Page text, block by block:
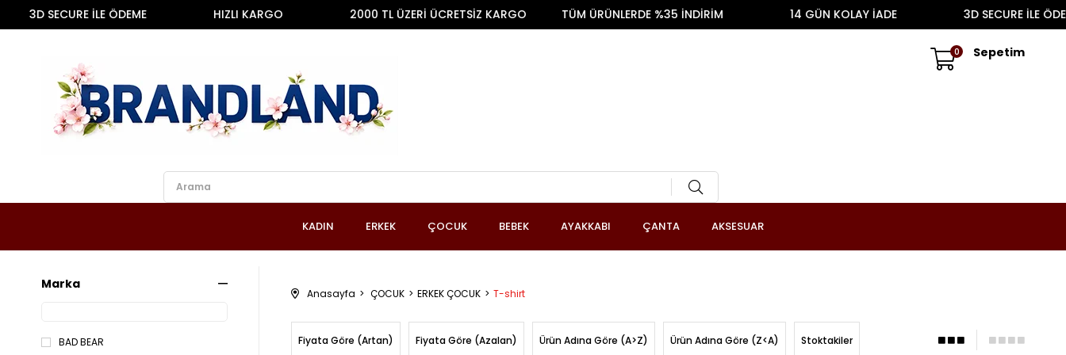
Sepetim
0
KADIN ERKEK ÇOCUK BEBEK AYAKKABI ÇANTA AKSESUAR
Marka
BAD BEAR
Anasayfa ÇOCUK ERKEK ÇOCUK T-shirt
Fiyata Göre (Artan) Fiyata Göre (Azalan) Ürün Adına Göre (A>Z) Ürün Adına Göre (Z<A) Stoktakiler
İLE ÖDEME HIZLI KARGO 2000 TL ÜZERİ ÜCRETSİZ KARGO TÜM ÜRÜNLERDE %35 İNDİRİM 14 GÜN KOLAY İADE 3D SECURE İLE ÖDEME